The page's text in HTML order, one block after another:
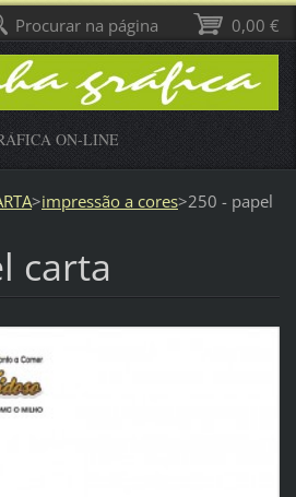
ON-LINE
>impressão a cores>250 - papel
carta
0,00 €
Procurar na página